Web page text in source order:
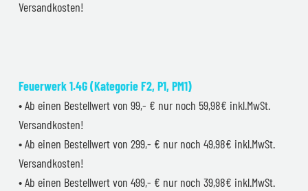
Versandkosten!
Feuerwerk 1.4G (Kategorie F2, P1, PM1)
• Ab einen Bestellwert von 99,- € nur noch 59,98€ inkl.MwSt.
Versandkosten!
• Ab einen Bestellwert von 299,- € nur noch 49,98€ inkl.MwSt.
Versandkosten!
• Ab einen Bestellwert von 499,- € nur noch 39,98€ inkl.MwSt.